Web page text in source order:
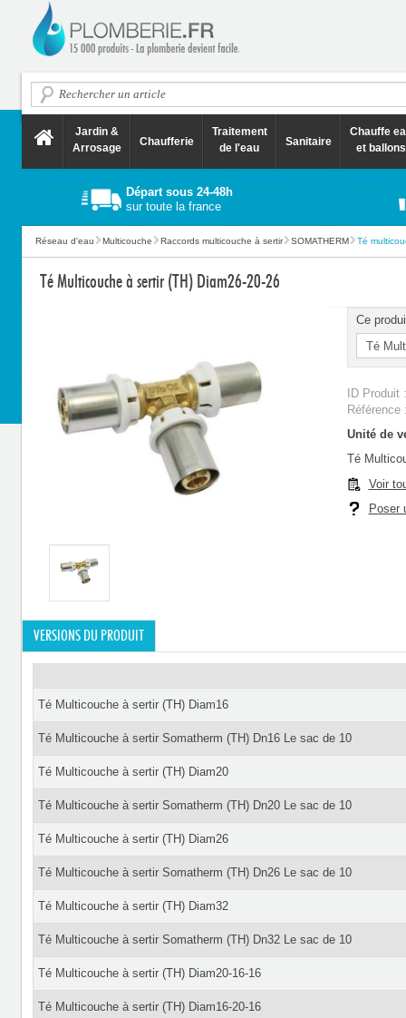
Jardin &
Arrosage
Chaufferie
Traitement
de l'eau
Sanitaire
Chauffe
et ballons
Départ sous 24-48h
sur toute la france
Réseau d'eau Multicouche Raccords multicouche à sertir SOMATHERM Té
Té Multicouche à sertir (TH) Diam26-20-26
Ce
ID Produit
Unité de
Té
Voir
Poser
VERSIONS DU PRODUIT
Té Multicouche à sertir (TH) Diam16
Té Multicouche à sertir Somatherm (TH) Dn16 Le sac de 10
Té Multicouche à sertir (TH) Diam20
Té Multicouche à sertir Somatherm (TH) Dn20 Le sac de 10
Té Multicouche à sertir (TH) Diam26
Té Multicouche à sertir Somatherm (TH) Dn26 Le sac de 10
Té Multicouche à sertir (TH) Diam32
Té Multicouche à sertir Somatherm (TH) Dn32 Le sac de 10
Té Multicouche à sertir (TH) Diam20-16-16
Té Multicouche à sertir (TH) Diam16-20-16